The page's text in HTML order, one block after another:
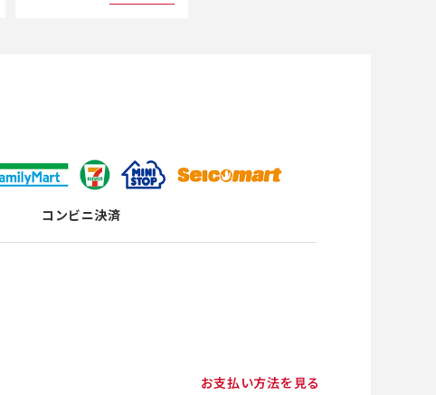
コンビニ決済
お支払い方法を見る